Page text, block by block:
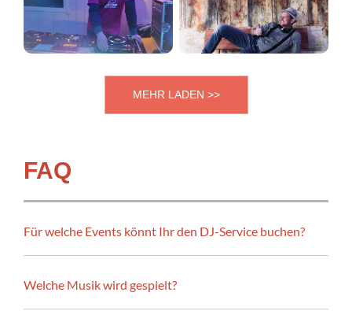
MEHR LADEN >>
FAQ
Für welche Events könnt Ihr den DJ-Service buchen?
Welche Musik wird gespielt?